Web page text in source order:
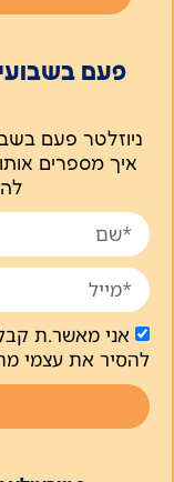
פעם
ניוזלטר פעם
איך מספרים
אני מאשר.ת
להסיר את עצמי